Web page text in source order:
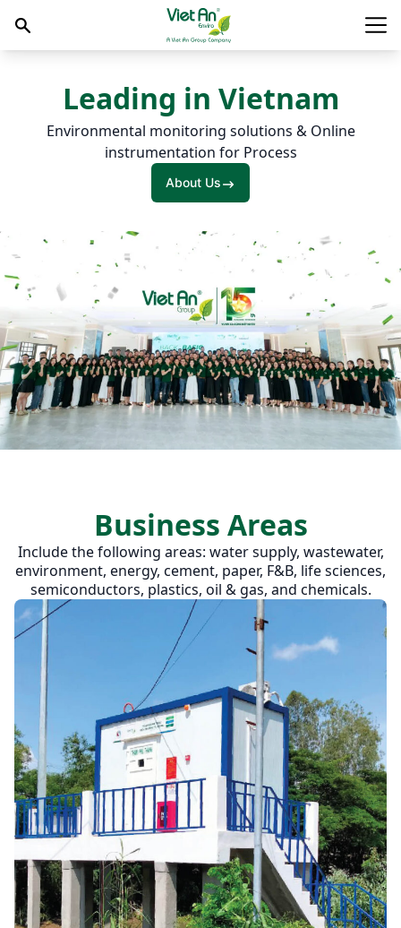
Main
Leading in Vietnam
Environmental monitoring solutions & Online
instrumentation for Process
About Us
Business Areas
Include the following areas: water supply, wastewater,
environment, energy, cement, paper, F&B, life sciences,
semiconductors, plastics, oil & gas, and chemicals.